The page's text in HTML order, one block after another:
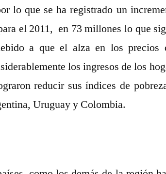
lo que se ha registrado un
el 2011, en 73 millones lo que
a que el alza en los precios
los ingresos de los
reducir sus índices de
Uruguay y Colombia.